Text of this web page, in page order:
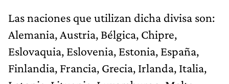
Las naciones que utilizan dicha divisa son:
Alemania, Austria, Bélgica, Chipre,
Eslovaquia, Eslovenia, Estonia, España,
Finlandia, Francia, Grecia, Irlanda, Italia,